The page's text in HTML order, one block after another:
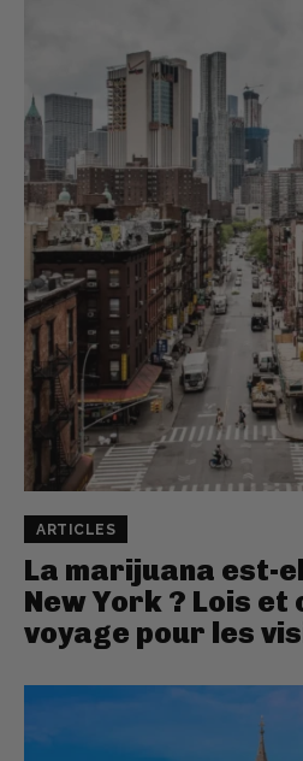
ARTICLES
La marijuana est-
New York ? Lois et
voyage pour les